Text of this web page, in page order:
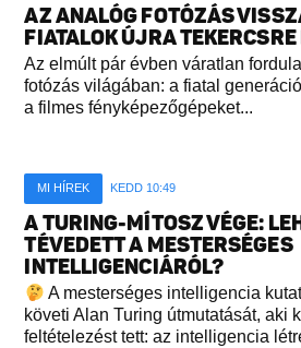
AZ ANALÓG FOTÓZÁS
FIATALOK ÚJRA TEKERCSRE
Az elmúlt pár évben váratlan
fotózás világában: a fiatal
a filmes fényképezőgépeket...
MI HÍREK KEDD 10:49
A TURING-MÍTOSZ VÉGE:
TÉVEDETT A MESTERSÉGES
INTELLIGENCIÁRÓL?
A mesterséges intelligencia
követi Alan Turing útmutatását, aki
feltételezést tett: az intelligencia